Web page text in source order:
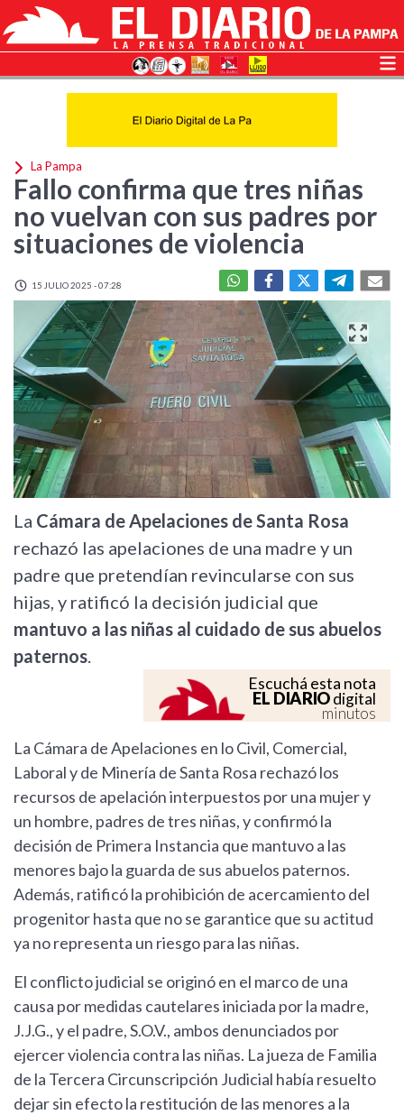
La Pampa
Fallo confirma que tres niñas
no vuelvan con sus padres por
situaciones de violencia
15 JULIO 2025 - 07:28
La Cámara de Apelaciones de Santa Rosa
rechazó las apelaciones de una madre y un
padre que pretendían revincularse con sus
hijas, y ratificó la decisión judicial que
mantuvo a las niñas al cuidado de sus abuelos
paternos.
Escuchá esta nota
EL DIARIOdigital
minutos
La Cámara de Apelaciones en lo Civil, Comercial,
Laboral y de Minería de Santa Rosa rechazó los
recursos de apelación interpuestos por una mujer y
un hombre, padres de tres niñas, y confirmó la
decisión de Primera Instancia que mantuvo a las
menores bajo la guarda de sus abuelos paternos.
Además, ratificó la prohibición de acercamiento del
progenitor hasta que no se garantice que su actitud
ya no representa un riesgo para las niñas.
El conflicto judicial se originó en el marco de una
causa por medidas cautelares iniciada por la madre,
J.J.G., y el padre, S.O.V., ambos denunciados por
ejercer violencia contra las niñas. La jueza de Familia
de la Tercera Circunscripción Judicial había resuelto
dejar sin efecto la restitución de las menores a la